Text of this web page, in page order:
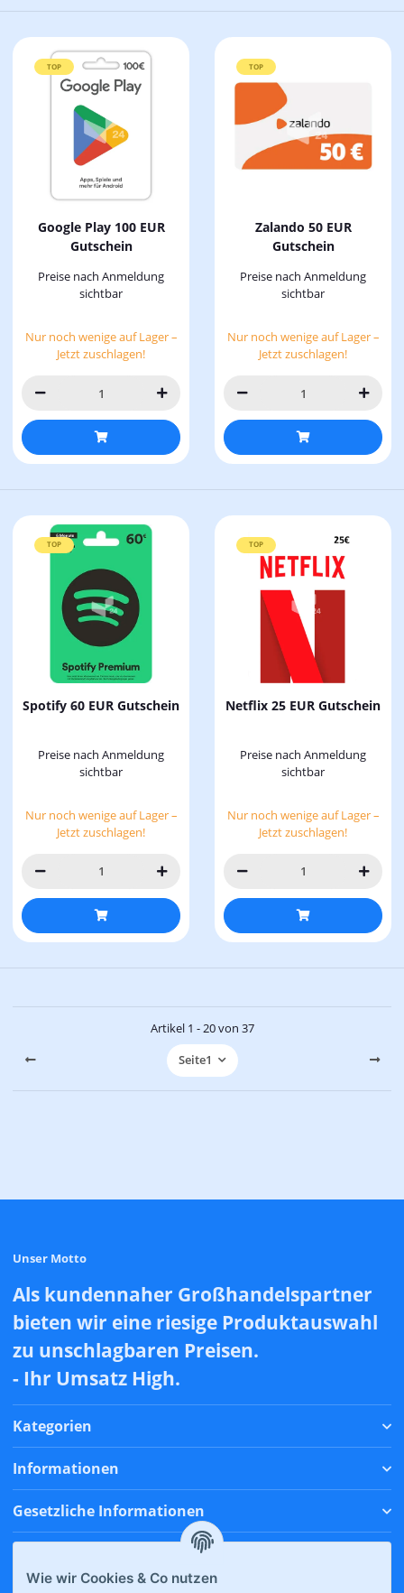
TOP
Google Play 100 EUR
Gutschein
Preise nach Anmeldung
sichtbar
Nur noch wenige auf Lager –
Jetzt zuschlagen!
TOP
Zalando 50 EUR
Gutschein
Preise nach Anmeldung
sichtbar
Nur noch wenige auf Lager –
Jetzt zuschlagen!
TOP
Spotify 60 EUR Gutschein
Preise nach Anmeldung
sichtbar
Nur noch wenige auf Lager –
Jetzt zuschlagen!
TOP
Netflix 25 EUR Gutschein
Preise nach Anmeldung
sichtbar
Nur noch wenige auf Lager –
Jetzt zuschlagen!
Artikel 1 - 20 von 37
Seite1
Unser Motto
Als kundennaher Großhandelspartner
bieten wir eine riesige Produktauswahl
zu unschlagbaren Preisen.
- Ihr Umsatz High.
Kategorien
Informationen
Gesetzliche Informationen
Wie wir Cookies & Co nutzen